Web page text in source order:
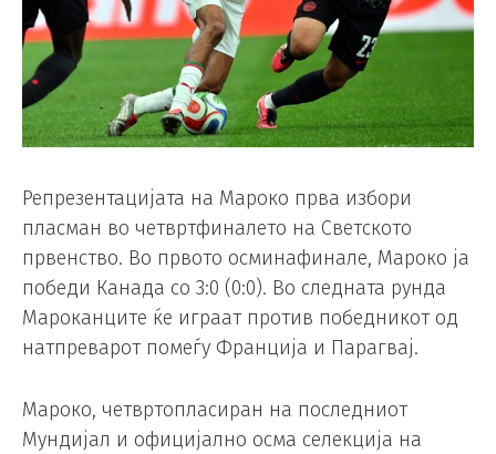
Репрезентацијата на Мароко прва избори
пласман во четвртфиналето на Светското
првенство. Во првото осминафинале, Мароко ја
победи Канада со 3:0 (0:0). Во следната рунда
Мароканците ќе играат против победникот од
натпреварот помеѓу Франција и Парагвај.
Мароко, четвртопласиран на последниот
Мундијал и официјално осма селекција на